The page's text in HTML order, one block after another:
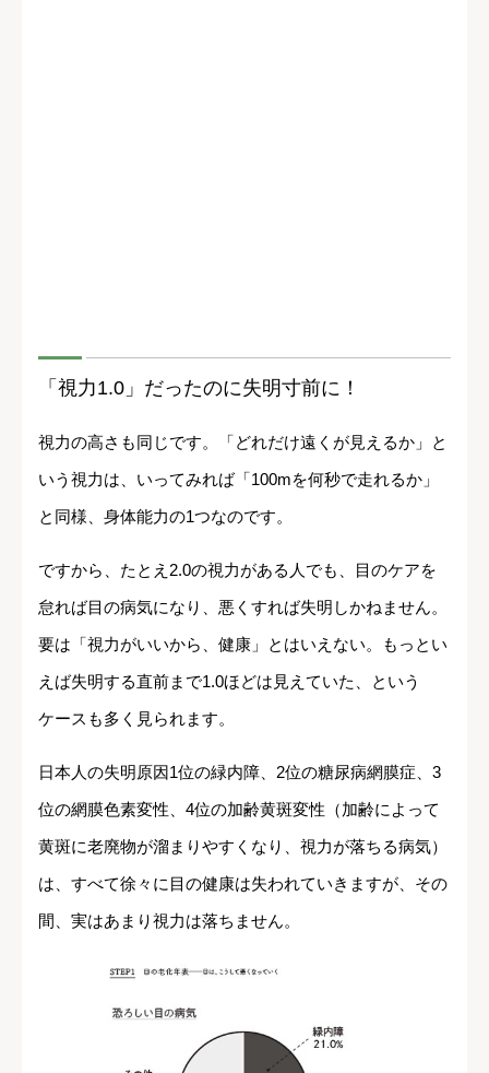
「視力1.0」だったのに失明寸前に！
視力の高さも同じです。「どれだけ遠くが見えるか」と
いう視力は、いってみれば「100mを何秒で走れるか」
と同様、身体能力の1つなのです。
ですから、たとえ2.0の視力がある人でも、目のケアを
怠れば目の病気になり、悪くすれば失明しかねません。
要は「視力がいいから、健康」とはいえない。もっとい
えば失明する直前まで1.0ほどは見えていた、という
ケースも多く見られます。
日本人の失明原因1位の緑内障、2位の糖尿病網膜症、3
位の網膜色素変性、4位の加齢黄斑変性（加齢によって
黄斑に老廃物が溜まりやすくなり、視力が落ちる病気）
は、すべて徐々に目の健康は失われていきますが、その
間、実はあまり視力は落ちません。